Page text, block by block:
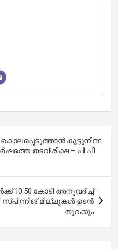
കൂട്ടുനിന്ന
തടവ്ശിക്ഷ – പി പി
10.50 കോടി അനുവദിച്ച്
മില്ലുകൾ ഉടൻ
തുറക്കും